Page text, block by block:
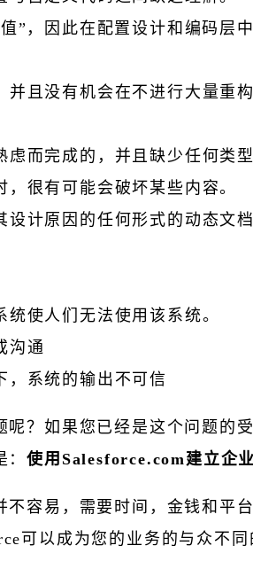
”，因此在配置设计和编码层
并且没有机会在不进行大量重
虑而完成的，并且缺少任何类
很有可能会破坏某些内容。
设计原因的任何形式的动态文
使人们无法使用该系统。
沟通
，系统的输出不可信
呢？如果您已经是这个问题的
：使用Salesforce.com建立企
不容易，需要时间，金钱和平
可以成为您的业务的与众不